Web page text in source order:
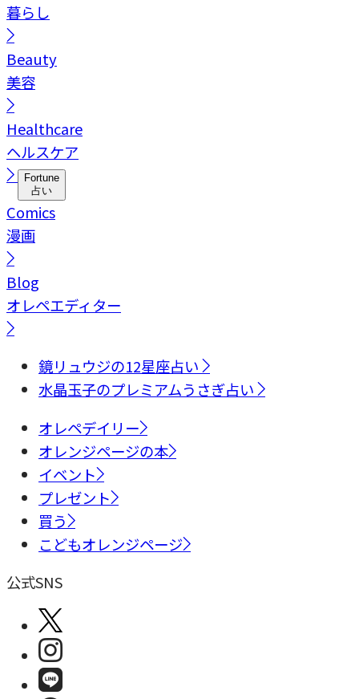
暮らし
Beauty
美容
Healthcare
ヘルスケア
Fortune
占い
Comics
漫画
Blog
オレペエディター
鏡リュウジの12星座占い
水晶玉子のプレミアムうさぎ占い
オレペデイリー
オレンジページの本
イベント
プレゼント
買う
こどもオレンジページ
公式SNS